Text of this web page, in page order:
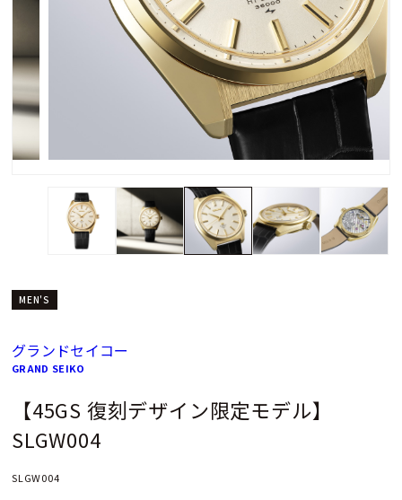
MEN'S
グランドセイコー
GRAND SEIKO
【45GS 復刻デザイン限定モデル】
SLGW004
SLGW004